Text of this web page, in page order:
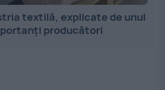
textilă, explicate de unul
producători